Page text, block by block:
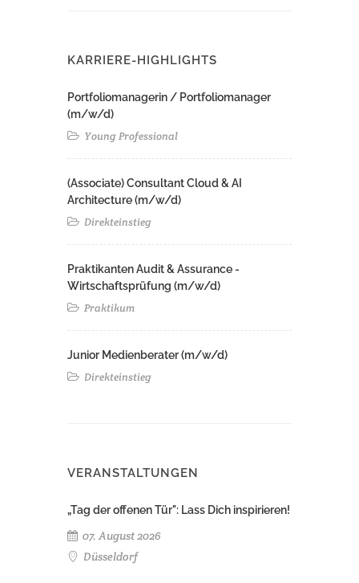
KARRIERE-HIGHLIGHTS
Portfoliomanagerin / Portfoliomanager
(m/w/d)
Young Professional
(Associate) Consultant Cloud & AI
Architecture (m/w/d)​ ​
Direkteinstieg
Praktikanten Audit & Assurance -
Wirtschaftsprüfung (m/w/d)
Praktikum
Junior Medienberater (m/w/d)
Direkteinstieg
VERANSTALTUNGEN
„Tag der offenen Tür": Lass Dich inspirieren!
07. August 2026
Düsseldorf